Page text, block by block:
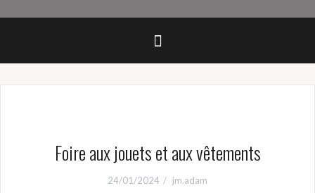
Foire aux jouets et aux vêtements
24/01/2024 jm.adam